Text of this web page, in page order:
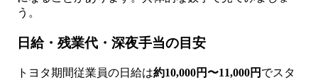
う。
日給・残業代・深夜手当の目安
トヨタ期間従業員の日給は約10,000円〜11,000円 でスタ